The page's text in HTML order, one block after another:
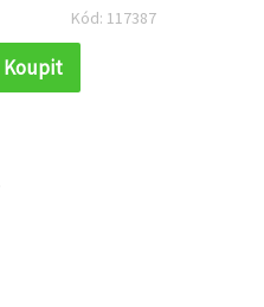
Kód: 117387
Koupit